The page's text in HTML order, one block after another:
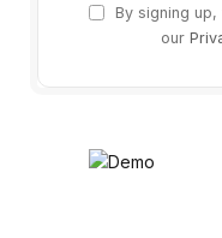
By signing
our